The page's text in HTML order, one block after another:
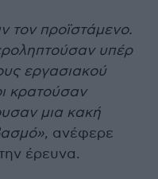
τον προϊστάμενο.
υπέρ
εργασιακού
κρατούσαν
μια κακή
, ανέφερε
έρευνα.